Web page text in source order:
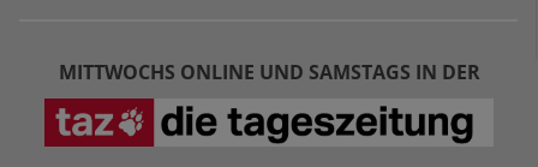
MITTWOCHS ONLINE UND SAMSTAGS IN DER